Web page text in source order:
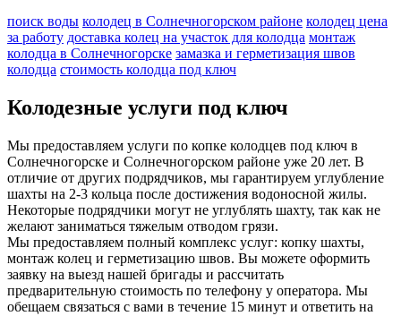
поиск воды колодец в Солнечногорском районе колодец цена
за работу доставка колец на участок для колодца монтаж
колодца в Солнечногорске замазка и герметизация швов
колодца стоимость колодца под ключ
Колодезные услуги под ключ
Мы предоставляем услуги по копке колодцев под ключ в
Солнечногорске и Солнечногорском районе уже 20 лет. В
отличие от других подрядчиков, мы гарантируем углубление
шахты на 2-3 кольца после достижения водоносной жилы.
Некоторые подрядчики могут не углублять шахту, так как не
желают заниматься тяжелым отводом грязи.
Мы предоставляем полный комплекс услуг: копку шахты,
монтаж колец и герметизацию швов. Вы можете оформить
заявку на выезд нашей бригады и рассчитать
предварительную стоимость по телефону у оператора. Мы
обещаем связаться с вами в течение 15 минут и ответить на